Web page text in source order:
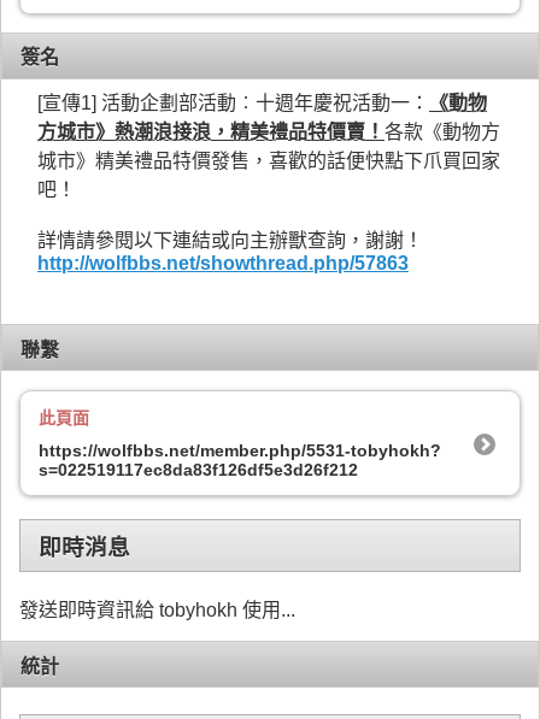
簽名
[宣傳1] 活動企劃部活動︰十週年慶祝活動一：
《動物
方城市》熱潮浪接浪，精美禮品特價賣！ 各款《動物方
城市》精美禮品特價發售，喜歡的話便快點下爪買回家
吧！
詳情請參閱以下連結或向主辦獸查詢，謝謝！
http://wolfbbs.net/showthread.php/57863
聯繫
此頁面
https://wolfbbs.net/member.php/5531-tobyhokh?
s=022519117ec8da83f126df5e3d26f212
即時消息
發送即時資訊給 tobyhokh 使用...
統計